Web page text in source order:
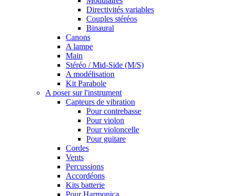
Directivités variables
Couples stéréos
Binaural
Canons
A lampe
Main
Stéréo / Mid-Side (M/S)
A modélisation
Kit Parabole
A poser sur l'instrument
Capteurs de vibration
Pour contrebasse
Pour violon
Pour violoncelle
Pour guitare
Cordes
Vents
Percussions
Accordéons
Kits batterie
Pour Harmonica